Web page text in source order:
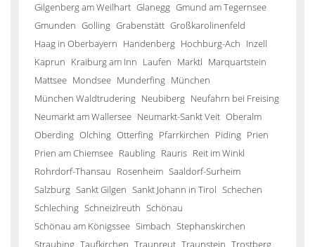
Gilgenberg am Weilhart Glanegg Gmund am Tegernsee
Gmunden Golling Grabenstätt Großkarolinenfeld
Haag in Oberbayern Handenberg Hochburg-Ach Inzell
Kaprun Kraiburg am Inn Laufen Marktl Marquartstein
Mattsee Mondsee Munderfing München
München Waldtrudering Neubiberg Neufahrn bei Freising
Neumarkt am Wallersee Neumarkt-Sankt Veit Oberalm
Oberding Olching Otterfing Pfarrkirchen Piding Prien
Prien am Chiemsee Raubling Rauris Reit im Winkl
Rohrdorf-Thansau Rosenheim Saaldorf-Surheim
Salzburg Sankt Gilgen Sankt Johann in Tirol Schechen
Schleching Schneizlreuth Schönau
Schönau am Königssee Simbach Stephanskirchen
Straubing Taufkirchen Traunreut Traunstein Trostberg